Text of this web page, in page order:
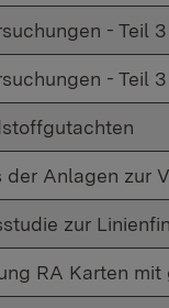
- Teil
- Teil
Anlagen zur
zur
RA Karten mit